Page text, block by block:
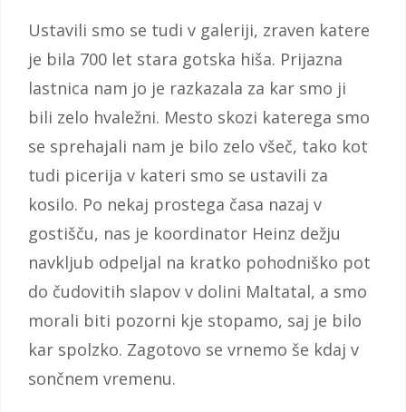
Ustavili smo se tudi v galeriji, zraven katere
je bila 700 let stara gotska hiša. Prijazna
lastnica nam jo je razkazala za kar smo ji
bili zelo hvaležni. Mesto skozi katerega smo
se sprehajali nam je bilo zelo všeč, tako kot
tudi picerija v kateri smo se ustavili za
kosilo. Po nekaj prostega časa nazaj v
gostišču, nas je koordinator Heinz dežju
navkljub odpeljal na kratko pohodniško pot
do čudovitih slapov v dolini Maltatal, a smo
morali biti pozorni kje stopamo, saj je bilo
kar spolzko. Zagotovo se vrnemo še kdaj v
sončnem vremenu.